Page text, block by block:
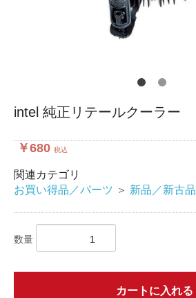
intel 純正リテールクーラー
￥680 税込
関連カテゴリ
お買い得品／パーツ ＞ 新品／新古品
数量
カートに入れる